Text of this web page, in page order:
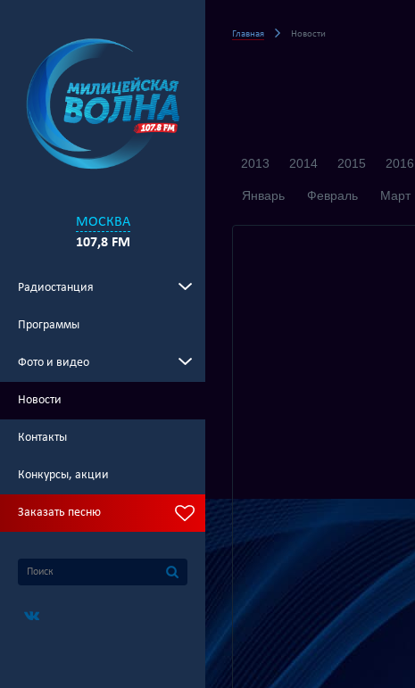
МОСКВА
107,8 FM
Радиостанция
Программы
Фото и видео
Новости
Контакты
Конкурсы, акции
Заказать песню
Главная Новости
2013 2014 2015 2016
Январь Февраль Март